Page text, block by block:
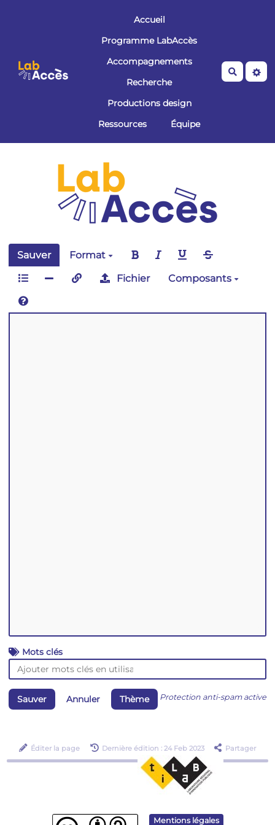
Accueil
Programme LabAccès
Accompagnements
Recherche
Productions design
Ressources
Équipe
Sauver
Format
Fichier
Composants
Mots clés
Sauver Annuler Thème Protection anti-spam active
Éditer la page Dernière édition : 24 Feb 2023 Partager
Mentions légales